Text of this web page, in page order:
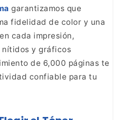
garantizamos que
fidelidad de color y una
cada impresión,
nítidos y gráficos
de 6,000 páginas te
confiable para tu